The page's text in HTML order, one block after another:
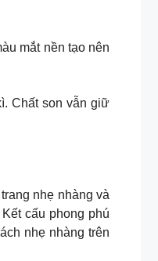
mắt nền tạo nên
Chất son vẫn giữ
nhẹ nhàng và
cấu phong phú
nhẹ nhàng trên